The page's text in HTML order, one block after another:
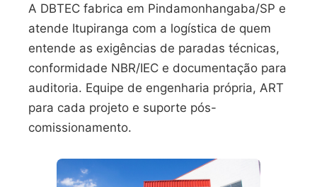
A DBTEC fabrica em Pindamonhangaba/SP e
atende Itupiranga com a logística de quem
entende as exigências de paradas técnicas,
conformidade NBR/IEC e documentação para
auditoria. Equipe de engenharia própria, ART
para cada projeto e suporte pós-
comissionamento.